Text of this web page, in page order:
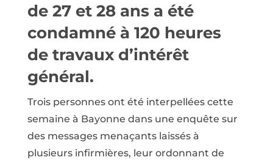
de 27 et 28 ans a été
condamné à 120 heures
de travaux d’intérêt
général.
Trois personnes ont été interpellées cette
semaine à Bayonne dans une enquête sur
des messages menaçants laissés à
plusieurs infirmières, leur ordonnant de